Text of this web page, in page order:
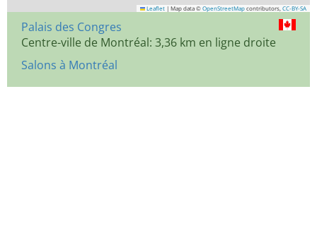
Leaflet | Map data © OpenStreetMap contributors, CC-BY-SA
Palais des Congres
Centre-ville de Montréal: 3,36 km en ligne droite
Salons à Montréal